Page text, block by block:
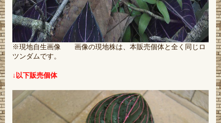
※現地自生画像 画像の現地株は、本販売個体と全く同じロ
ツンダムです。
↓以下販売個体